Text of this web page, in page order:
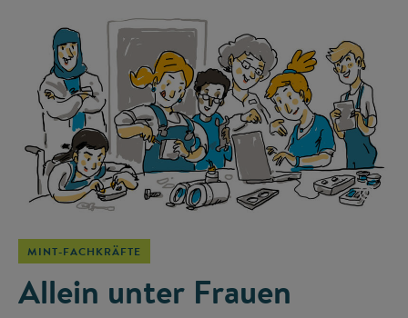
©
MINT-FACHKRÄFTE
Allein unter Frauen